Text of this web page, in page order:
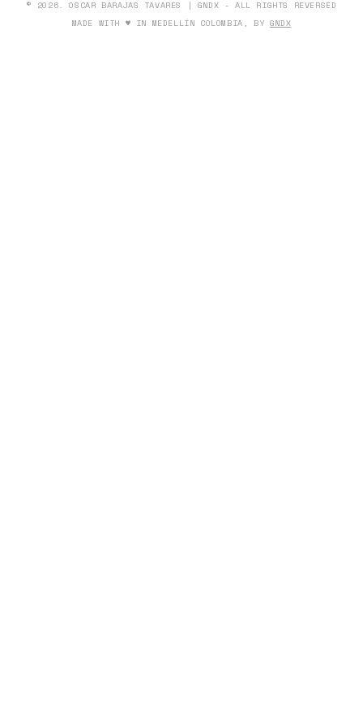
© 2026. OSCAR BARAJAS TAVARES | GNDX - ALL RIGHTS REVERSED
MADE WITH ♥ IN MEDELLÍN COLOMBIA, BY GNDX